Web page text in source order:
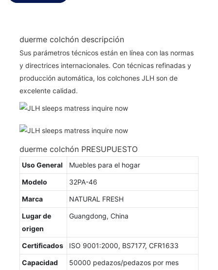
duerme colchón descripción
Sus parámetros técnicos están en línea con las normas
y directrices internacionales. Con técnicas refinadas y
producción automática, los colchones JLH son de
excelente calidad.
duerme colchón PRESUPUESTO
Uso General Muebles para el hogar
Modelo 32PA-46
Marca NATURAL FRESH
Lugar de
origen
Guangdong, China
Certificados ISO 9001:2000, BS7177, CFR1633
Capacidad
50000 pedazos/pedazos por mes